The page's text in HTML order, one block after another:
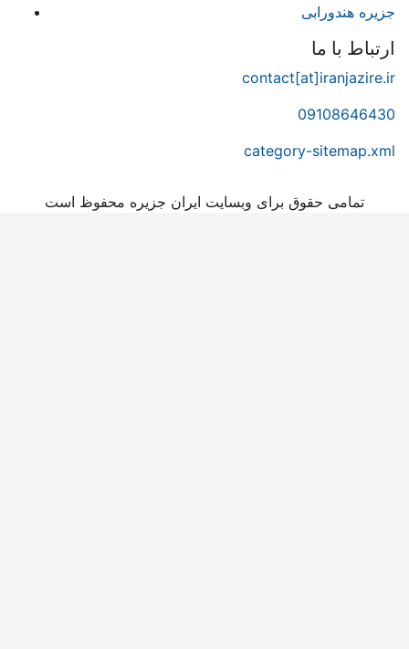
جزیره هندورابی
ارتباط با ما
contact[at]iranjazire.ir
09108646430
category-sitemap.xml
تمامی حقوق برای وبسایت ایران جزیره محفوظ است